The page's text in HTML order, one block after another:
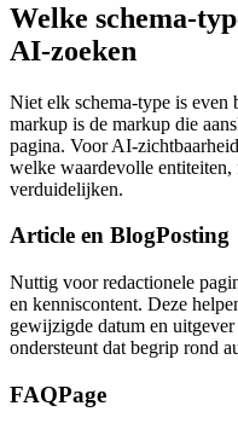
Welke
AI‑zoeken
Niet elk schema‑type is
markup is de markup die
pagina. Voor
welke waardevolle
verduidelijken.
Article en BlogPosting
Nuttig voor redactionele
en kenniscontent. Deze
gewijzigde datum en
ondersteunt dat begrip rond
FAQPage